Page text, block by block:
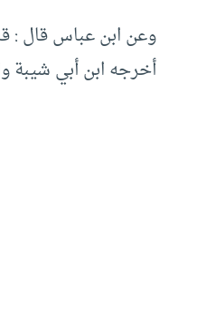
وعن ابن عباس قال :
أخرجه ابن أبي شيبة